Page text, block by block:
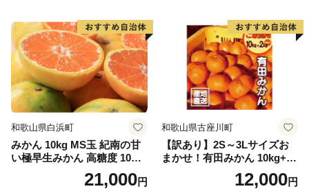
和歌山県白浜町
みかん 10kg MS玉 紀南の甘
い極早生みかん 高糖度 10月
以降発送 マルチ被覆栽培
21,000円
和歌山県古座川町
【訳あり】2S～3Lサイズお
まかせ！有田みかん 10kg+2k
g保証分 11月から12月下旬ま
でに順次発送致します。 / 訳
12,000円